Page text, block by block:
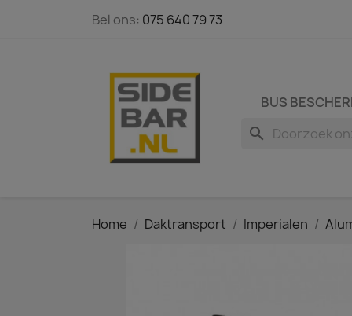
Bel ons: 075 640 79 73
BUS
search
Home Daktransport Imperialen